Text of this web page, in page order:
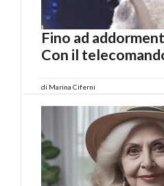
Fino ad
Con il
di Marina Ciferni